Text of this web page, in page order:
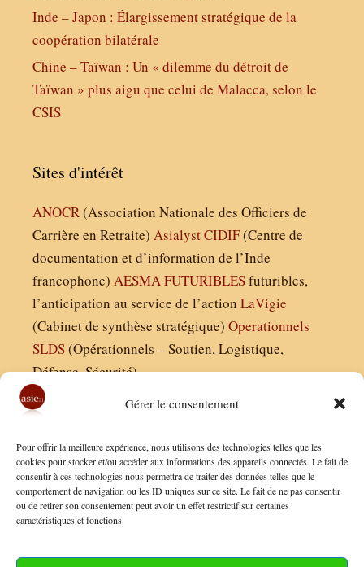
Gérer le consentement
Pour offrir la meilleure expérience, nous utilisons des technologies telles que les
cookies pour stocker et/ou accéder aux informations des appareils connectés. Le fait de
consentir à ces technologies nous permettra de traiter des données telles que le
comportement de navigation ou les ID uniques sur ce site. Le fait de ne pas consentir
ou de retirer son consentement peut avoir un effet restrictif sur certaines
caractéristiques et fonctions.
Inde – Japon : Élargissement stratégique de la
coopération bilatérale
Chine – Taïwan : Un « dilemme du détroit de
Taïwan » plus aigu que celui de Malacca, selon le
CSIS
Sites d'intérêt
ANOCR (Association Nationale des Officiers de
Carrière en Retraite) AsialystCIDIF(Centre de
documentation et d’information de l’Inde
francophone) AESMA FUTURIBLESfuturibles,
l’anticipation au service de l’action LaVigie
(Cabinet de synthèse stratégique) Operationnels
SLDS(Opérationnels – Soutien, Logistique,
Défense, Sécurité)
Finaldées EURL
Siège social : 13 avenue Boudon, 75016, Paris
Nous contacter